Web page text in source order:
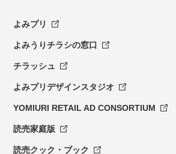
よみプリ
よみうりチラシの窓口
チラッシュ
よみプリデザインスタジオ
YOMIURI RETAIL AD CONSORTIUM
読売家庭版
読売クック・ブック